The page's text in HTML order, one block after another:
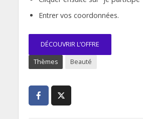
Entrer vos coordonnées.
DÉCOUVRIR L’OFFRE
Thèmes Beauté